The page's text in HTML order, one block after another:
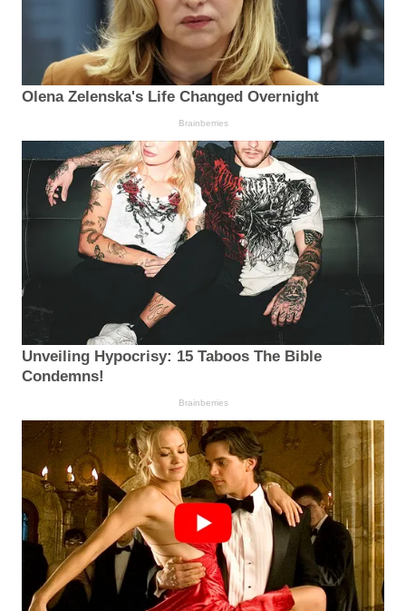
Olena Zelenska's Life Changed Overnight
Brainberries
Unveiling Hypocrisy: 15 Taboos The Bible
Condemns!
Brainberries